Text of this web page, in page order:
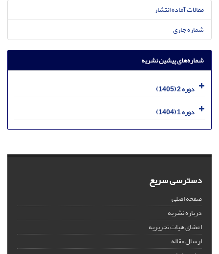
مقالات آماده انتشار
شماره جاری
شماره‌های پیشین نشریه
دوره 2 (1405)
دوره 1 (1404)
دسترسی سریع
صفحه اصلی
درباره نشریه
اعضای هیات تحریریه
ارسال مقاله